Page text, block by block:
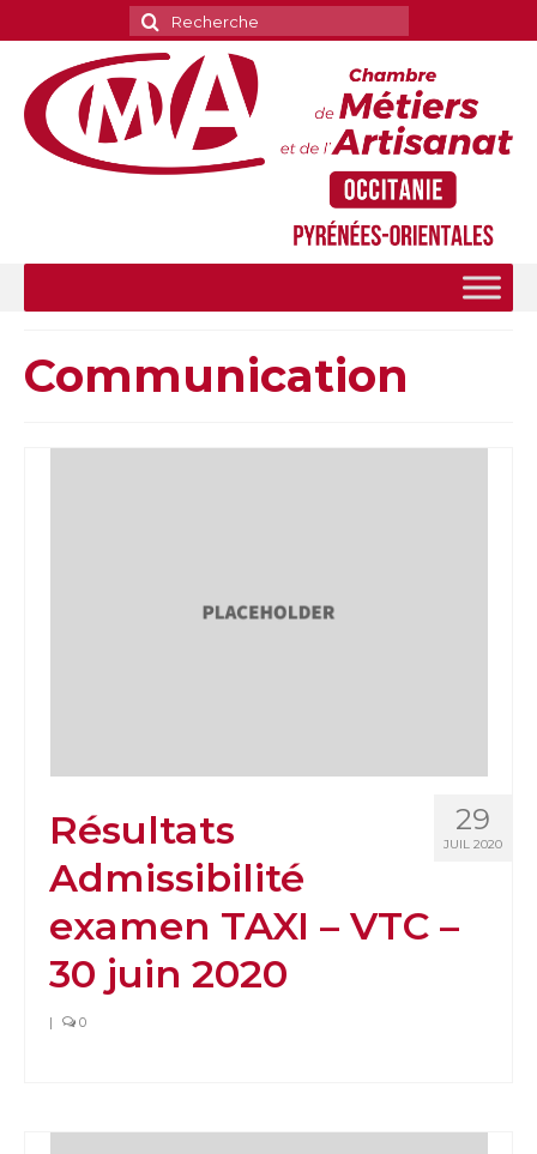
Rechercher
:
Communication
29
JUIL 2020
Résultats
Admissibilité
examen TAXI – VTC –
30 juin 2020
| 0